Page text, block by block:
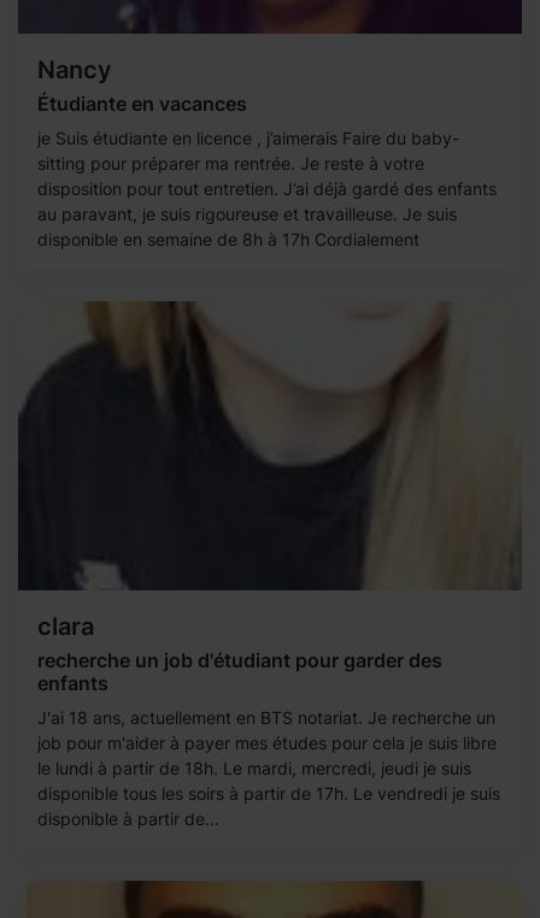
Nancy
Étudiante en vacances
je Suis étudiante en licence , j’aimerais Faire du baby-
sitting pour préparer ma rentrée. Je reste à votre
disposition pour tout entretien. J’ai déjà gardé des enfants
au paravant, je suis rigoureuse et travailleuse. Je suis
disponible en semaine de 8h à 17h Cordialement
clara
recherche un job d'étudiant pour garder des
enfants
J'ai 18 ans, actuellement en BTS notariat. Je recherche un
job pour m'aider à payer mes études pour cela je suis libre
le lundi à partir de 18h. Le mardi, mercredi, jeudi je suis
disponible tous les soirs à partir de 17h. Le vendredi je suis
disponible à partir de...